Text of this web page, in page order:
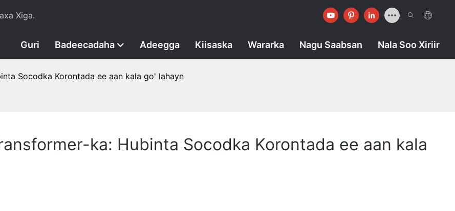
Xiga.
Guri Badeecadaha Adeegga Kiisaska Wararka Nagu Saabsan Nala Soo Xiriir
Socodka Korontada ee aan kala go' lahayn
ka: Hubinta Socodka Korontada ee aan kala